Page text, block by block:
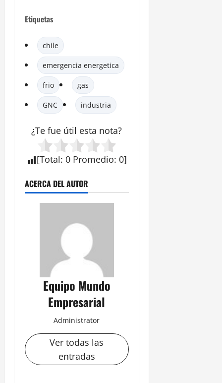
Etiquetas
chile
emergencia energetica
frio gas
GNC industria
¿Te fue útil esta nota?
[Total: 0 Promedio: 0]
ACERCA DEL AUTOR
Equipo Mundo
Empresarial
Administrator
Ver todas las
entradas